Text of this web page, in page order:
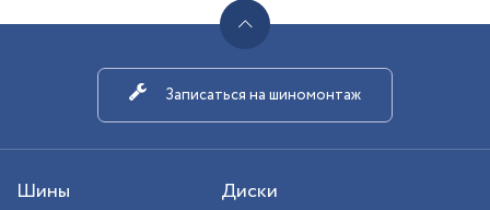
Шины Диски
Записаться на шиномонтаж